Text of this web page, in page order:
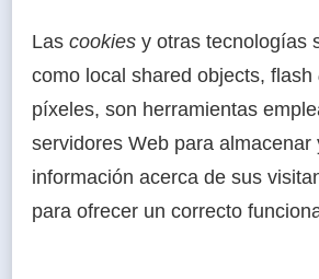
Las cookies y otras tecnologías
como local shared objects, flash
píxeles, son herramientas
servidores Web para almacenar
información acerca de sus
para ofrecer un correcto